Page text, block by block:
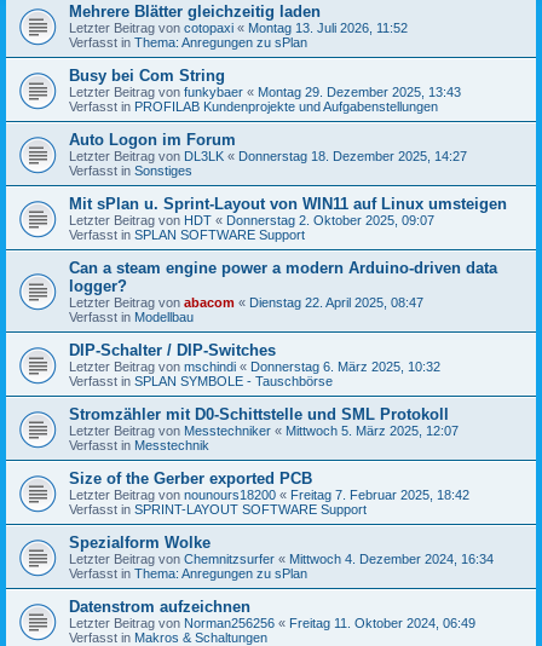
Mehrere Blätter gleichzeitig laden
Letzter Beitrag von cotopaxi « Montag 13. Juli 2026, 11:52
Verfasst in Thema: Anregungen zu sPlan
Busy bei Com String
Letzter Beitrag von funkybaer « Montag 29. Dezember 2025, 13:43
Verfasst in PROFILAB Kundenprojekte und Aufgabenstellungen
Auto Logon im Forum
Letzter Beitrag von DL3LK « Donnerstag 18. Dezember 2025, 14:27
Verfasst in Sonstiges
Mit sPlan u. Sprint-Layout von WIN11 auf Linux umsteigen
Letzter Beitrag von HDT « Donnerstag 2. Oktober 2025, 09:07
Verfasst in SPLAN SOFTWARE Support
Can a steam engine power a modern Arduino-driven data
logger?
Letzter Beitrag von abacom « Dienstag 22. April 2025, 08:47
Verfasst in Modellbau
DIP-Schalter / DIP-Switches
Letzter Beitrag von mschindi « Donnerstag 6. März 2025, 10:32
Verfasst in SPLAN SYMBOLE - Tauschbörse
Stromzähler mit D0-Schittstelle und SML Protokoll
Letzter Beitrag von Messtechniker « Mittwoch 5. März 2025, 12:07
Verfasst in Messtechnik
Size of the Gerber exported PCB
Letzter Beitrag von nounours18200 « Freitag 7. Februar 2025, 18:42
Verfasst in SPRINT-LAYOUT SOFTWARE Support
Spezialform Wolke
Letzter Beitrag von Chemnitzsurfer « Mittwoch 4. Dezember 2024, 16:34
Verfasst in Thema: Anregungen zu sPlan
Datenstrom aufzeichnen
Letzter Beitrag von Norman256256 « Freitag 11. Oktober 2024, 06:49
Verfasst in Makros & Schaltungen